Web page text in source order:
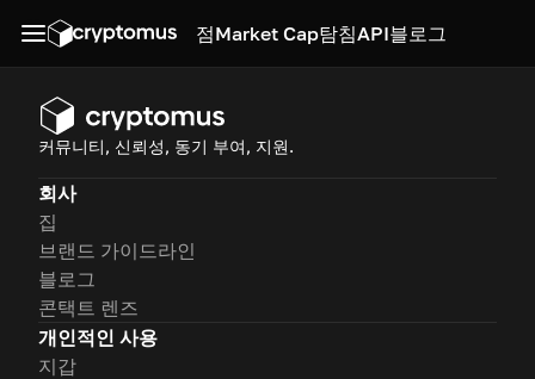
점Market Cap탐침API블로그
커뮤니티, 신뢰성, 동기 부여, 지원.
회사
집
브랜드 가이드라인
블로그
콘택트 렌즈
개인적인 사용
지갑